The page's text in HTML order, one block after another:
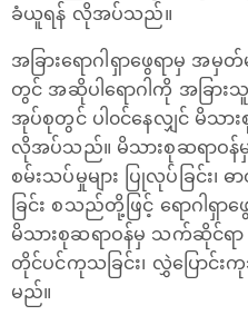
ခံယူရန် လိုအပ်သည်။
အခြားရောဂါရှာဖွေရာမှ
တွင် အဆိုပါရောဂါကို အခြား
အုပ်စုတွင် ပါ၀င်နေလျှင် မိသာ
လိုအပ်သည်။ မိသားစုဆရာဝ
စမ်းသပ်မှုများ ပြုလုပ်ခြင်း၊
ခြင်း စသည်တို့ဖြင့် ရောဂါရှ
မိသားစုဆရာဝန်မှ သက်ဆိုင်ရာ
တိုင်ပင်ကုသခြင်း၊​ လွှဲပြောင်းကု
မည်။